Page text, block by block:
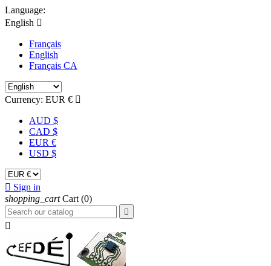
Language:
English 
Français
English
Français CA
Currency: EUR € 
AUD $
CAD $
EUR €
USD $
 Sign in
shopping_cart Cart (0)

